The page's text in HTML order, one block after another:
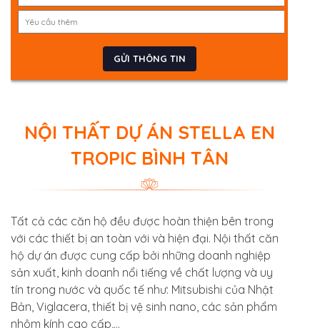
NỘI THẤT DỰ ÁN STELLA EN
TROPIC BÌNH TÂN
Tất cả các căn hộ đều được hoàn thiện bên trong
với các thiết bị an toàn với và hiện đại. Nội thất căn
hộ dự án được cung cấp bởi những doanh nghiệp
sản xuất, kinh doanh nổi tiếng về chất lượng và uy
tín trong nước và quốc tế như: Mitsubishi của Nhật
Bản, Viglacera, thiết bị vệ sinh nano, các sản phẩm
nhôm kính cao cấp,…